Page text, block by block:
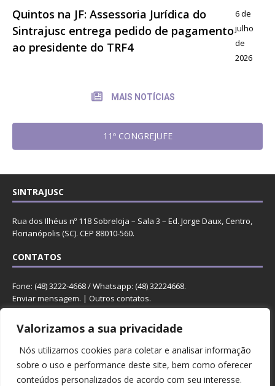
Valorizamos a sua privacidade
Nós utilizamos cookies para coletar e analisar informação
sobre o uso e performance deste site, bem como oferecer
conteúdos personalizados de acordo com seu interesse.
Quintos na JF: Assessoria Jurídica do
Sintrajusc entrega pedido de pagamento
ao presidente do TRF4
6 de
julho
de
2026
MAIS NOTÍCIAS
11º CONGREJUFE
SINTRAJUSC
Rua dos Ilhéus nº 118 Sobreloja – Sala 3 – Ed. Jorge Daux, Centro,
Florianópolis (SC). CEP 88010-560.
CONTATOS
Fone: (48) 3222-4668 / Whatsapp: (48) 32224668.
Enviar mensagem. | Outros contatos.
REDES